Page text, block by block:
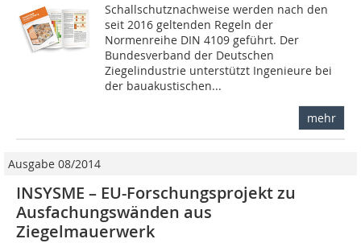
Schallschutznachweise werden nach den
seit 2016 geltenden Regeln der
Normenreihe DIN 4109 geführt. Der
Bundesverband der Deutschen
Ziegelindustrie unterstützt Ingenieure bei
der bauakustischen...
mehr
Ausgabe 08/2014
INSYSME – EU-Forschungsprojekt zu
Ausfachungswänden aus
Ziegelmauerwerk